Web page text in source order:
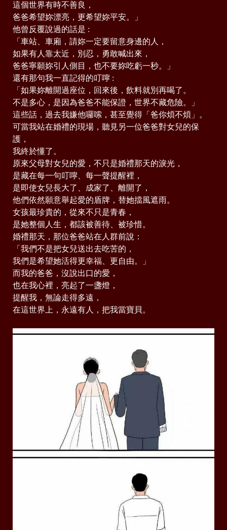
這個世界有時不善良，
爸爸希望妳漂亮，更希望妳平安。」
他曾反覆說過的話是 :
「車站、車廂，請妳一定要留意身邊的人，
如果有人靠太近，別忍，勇敢喊出來，
爸爸寧願妳引人側目，也不要妳吃虧一秒。」
還有那句我一直記得的叮嚀 :
「如果妳離開過座位，回來後，飲料就別再喝了。
不是多心，是因為爸爸不能保證，世界不藏危險。」
這些話，過去我嫌他囉嗦，甚至覺得「爸你煩不煩」。
可當我站在婚禮的現場，聽見另一位爸爸對女兒的保
護，
我終於懂了。
原來父母對女兒的愛，不只是婚禮那天的淚光，
是藏在每一句叮嚀、每一聲提醒裡，
是即使女兒長大了、成家了、離開了，
他們依然願意舉起愛的盾牌，替她擋風遮雨。
女孩最珍貴的，從來不只是青春，
是她整個人生，都該被善待、被珍惜。
婚禮那天，那位爸爸站在人群前說：
「我們不是把女兒送出去吃苦的，
我們是希望她活得更幸福、更自由。」
而我的爸爸，沒說出口的愛，
也在我心裡，亮起了一盞燈，
提醒我，無論走得多遠，
在這世界上，永遠有人，把我當寶貝。